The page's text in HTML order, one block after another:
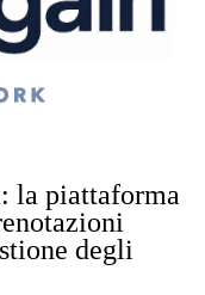
la piattaforma
degli